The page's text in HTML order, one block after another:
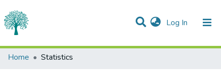
Log In (current)
Communities & Collections
Home Statistics